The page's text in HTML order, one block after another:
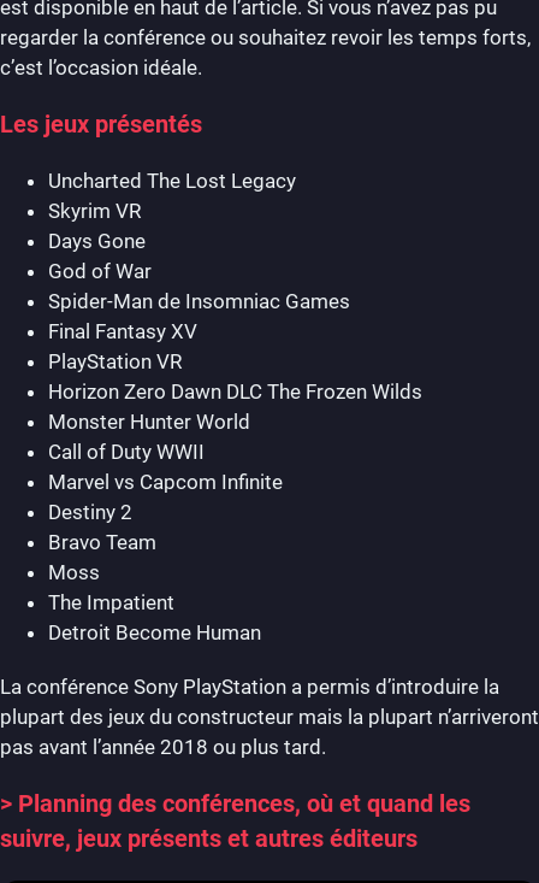
est disponible en haut de l’article. Si vous n’avez pas pu
regarder la conférence ou souhaitez revoir les temps forts,
c’est l’occasion idéale.
Les jeux présentés
Uncharted The Lost Legacy
Skyrim VR
Days Gone
God of War
Spider-Man de Insomniac Games
Final Fantasy XV
PlayStation VR
Horizon Zero Dawn DLC The Frozen Wilds
Monster Hunter World
Call of Duty WWII
Marvel vs Capcom Infinite
Destiny 2
Bravo Team
Moss
The Impatient
Detroit Become Human
La conférence Sony PlayStation a permis d’introduire la
plupart des jeux du constructeur mais la plupart n’arriveront
pas avant l’année 2018 ou plus tard.
> Planning des conférences, où et quand les
suivre, jeux présents et autres éditeurs